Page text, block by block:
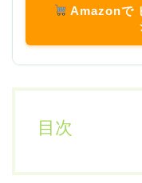
Amazonで
目次